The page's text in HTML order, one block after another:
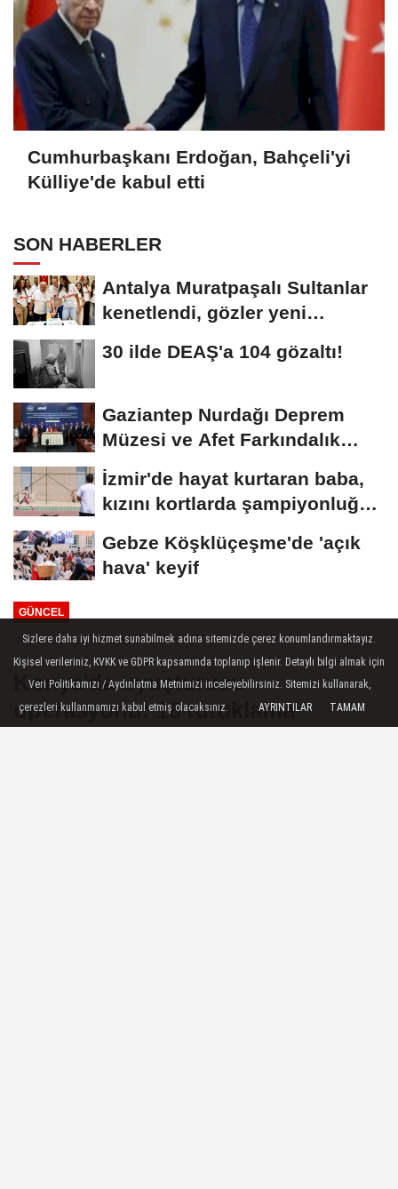
Cumhurbaşkanı Erdoğan, Bahçeli'yi
Külliye'de kabul etti
SON HABERLER
Antalya Muratpaşalı Sultanlar
kenetlendi, gözler yeni
30 ilde DEAŞ'a 104 gözaltı!
Gaziantep Nurdağı Deprem
Müzesi ve Afet Farkındalık
Merkezi için...
İzmir'de hayat kurtaran baba,
kızını kortlarda şampiyonluğa
Gebze Köşklüçeşme'de 'açık
hava' keyif
GÜNCEL
Yayınlanma: 28 Haziran 2026 - 16:36
Konya'da uyuşturucu
operasyonu: 18 tutuklama
Sizlere daha iyi hizmet sunabilmek adına sitemizde çerez konumlandırmaktayız.
Kişisel verileriniz, KVKK ve GDPR kapsamında toplanıp işlenir. Detaylı bilgi almak için
Veri Politikamızı / Aydınlatma Metnimizi inceleyebilirsiniz. Sitemizi kullanarak,
çerezleri kullanmamızı kabul etmiş olacaksınız.
AYRINTILAR TAMAM